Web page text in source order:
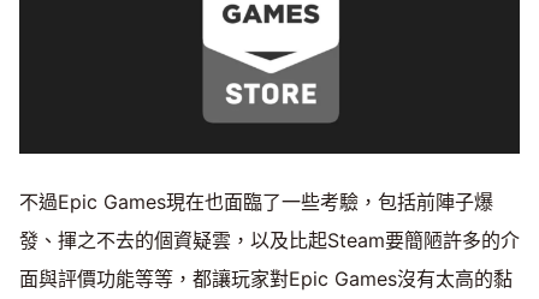
不過Epic Games現在也面臨了一些考驗，包括前陣子爆
發、揮之不去的個資疑雲，以及比起Steam要簡陋許多的介
面與評價功能等等，都讓玩家對Epic Games沒有太高的黏